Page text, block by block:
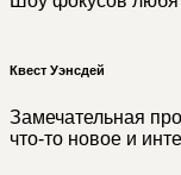
Квест Уэнсдей
Замечательная
что-то новое и